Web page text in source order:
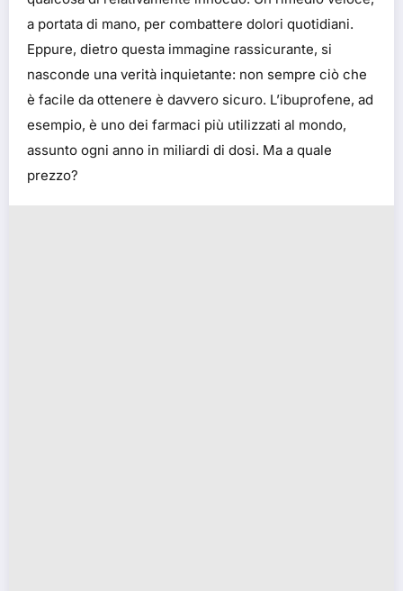
a portata di mano, per combattere dolori quotidiani.
Eppure, dietro questa immagine rassicurante, si
nasconde una verità inquietante: non sempre ciò che
è facile da ottenere è davvero sicuro. L’ibuprofene, ad
esempio, è uno dei farmaci più utilizzati al mondo,
assunto ogni anno in miliardi di dosi. Ma a quale
prezzo?